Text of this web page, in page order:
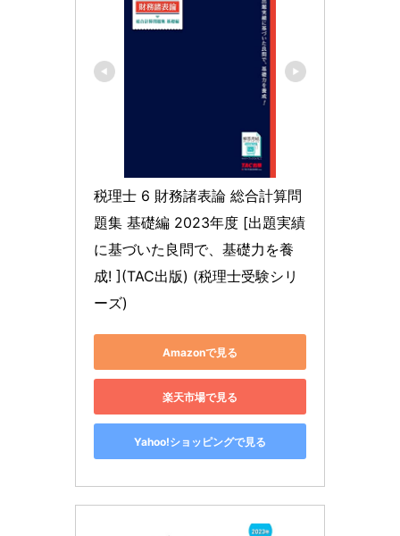
税理士 6 財務諸表論 総合計算問
題集 基礎編 2023年度 [出題実績
に基づいた良問で、基礎力を養
成! ](TAC出版) (税理士受験シリ
ーズ)
Amazonで見る
楽天市場で見る
Yahoo!ショッピングで見る